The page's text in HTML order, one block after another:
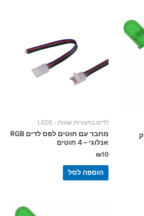
לדים בתצורות שונות - LEDS
מחבר עם חוטים לפס לדים RGB
אנלוגי – 4 חוטים
₪10
הוספה לסל